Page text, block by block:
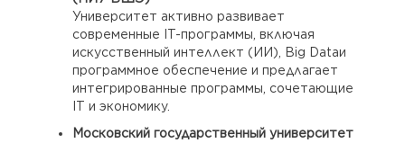
Университет активно развивает
современные IT-программы, включая
искусственный интеллект (ИИ), Big Dataи
программное обеспечение и предлагает
интегрированные программы, сочетающие
IT и экономику.
Московский государственный университет